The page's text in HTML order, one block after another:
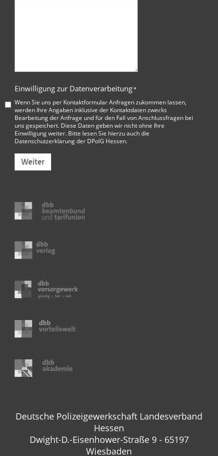
Einwilligung zur Datenverarbeitung*
Wenn Sie uns per Kontaktformular Anfragen zukommen lassen,
werden Ihre Angaben inklusive der Kontaktdaten zwecks
Bearbeitung der Anfrage und für den Fall von Anschlussfragen bei
uns gespeichert. Diese Daten geben wir nicht ohne Ihre
Einwilligung weiter. Bitte lesen Sie hierzu auch die
Datenschutzerklärung der DPolG Hessen.
Weiter
Deutsche Polizeigewerkschaft Landesverband
Hessen
Dwight-D.-Eisenhower-Straße 9 - 65197
Wiesbaden